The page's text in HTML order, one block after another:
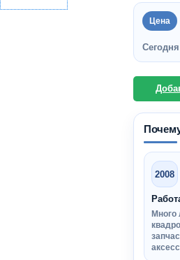
Цена
Сегодня
2008
Много